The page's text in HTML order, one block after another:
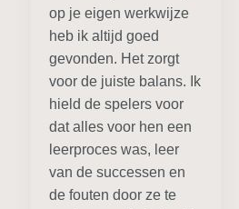
op je eigen werkwijze
heb ik altijd goed
gevonden. Het zorgt
voor de juiste balans. Ik
hield de spelers voor
dat alles voor hen een
leerproces was, leer
van de successen en
de fouten door ze te